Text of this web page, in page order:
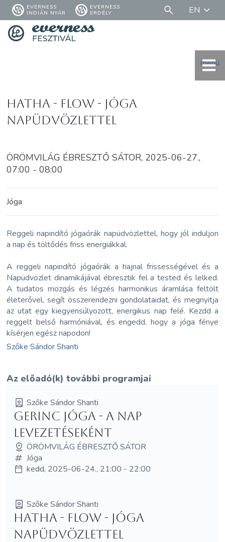
EVERNESS
INDIÁN NYÁR
EVERNESS
ERDÉLY
EN
menü
Hatha - Flow - Jóga
napüdvözlettel
ÖRÖMVILÁG ÉBRESZTŐ SÁTOR, 2025-06-27.,
07:00 - 08:00
Jóga
Reggeli napindító jógaórák napüdvözlettel, hogy jól induljon
a nap és töltődés friss energiákkal.
A reggeli napindító jógaórák a hajnal frissességével és a
Napüdvözlet dinamikájával ébresztik fel a tested és lelked.
A tudatos mozgás és légzés harmonikus áramlása feltölt
életerővel, segít összerendezni gondolataidat, és megnyitja
az utat egy kiegyensúlyozott, energikus nap felé. Kezdd a
reggelt belső harmóniával, és engedd, hogy a jóga fénye
kísérjen egész napodon!
Szőke Sándor Shanti
Az előadó(k) további programjai
Szőke Sándor Shanti
Gerinc Jóga - a nap
levezetéseként
ÖRÖMVILÁG ÉBRESZTŐ SÁTOR
Jóga
kedd, 2025-06-24., 21:00 - 22:00
Szőke Sándor Shanti
Hatha - Flow - Jóga
napüdvözlettel